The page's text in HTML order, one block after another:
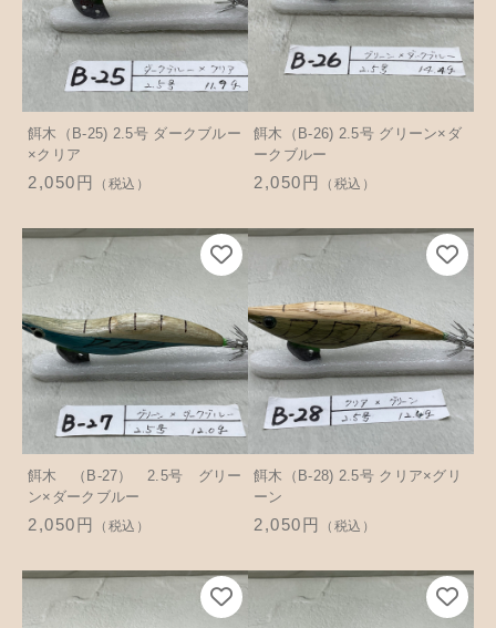
餌木（B-25) 2.5号 ダークブルー
×クリア
2,050円 （税込）
餌木（B-26) 2.5号 グリーン×ダ
ークブルー
2,050円 （税込）
餌木 （B-27） 2.5号 グリー
ン×ダークブルー
2,050円 （税込）
餌木（B-28) 2.5号 クリア×グリ
ーン
2,050円 （税込）